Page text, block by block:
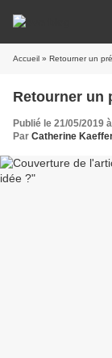
Accueil » Retourner un
Retourner un
Publié le 21/05/2019
Par Catherine